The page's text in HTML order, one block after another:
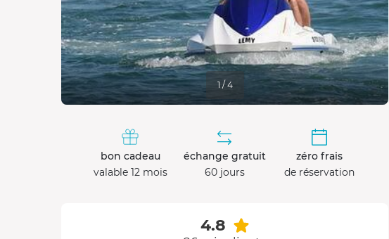
1 / 4
bon cadeau
valable 12 mois
échange gratuit
60 jours
zéro frais
de réservation
4.8